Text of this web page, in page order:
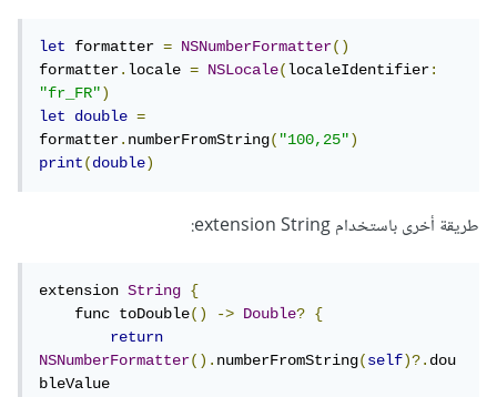
let formatter = NSNumberFormatter()
formatter.locale = NSLocale(localeIdentifier:
"fr_FR")
let
double
=
formatter.numberFromString("100,25")
print(double)
طريقة أخرى باستخدام extension String:
extension String
{
    func toDouble
() -> Double?
{
return
NSNumberFormatter().numberFromString(self)?.dou
bleValue